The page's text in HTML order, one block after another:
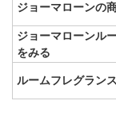
ジョーマローンの
ジョーマローンル
をみる
ルームフレグラン